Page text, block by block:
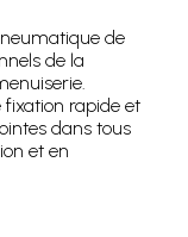
de
de la
fixation rapide et
dans tous
et en